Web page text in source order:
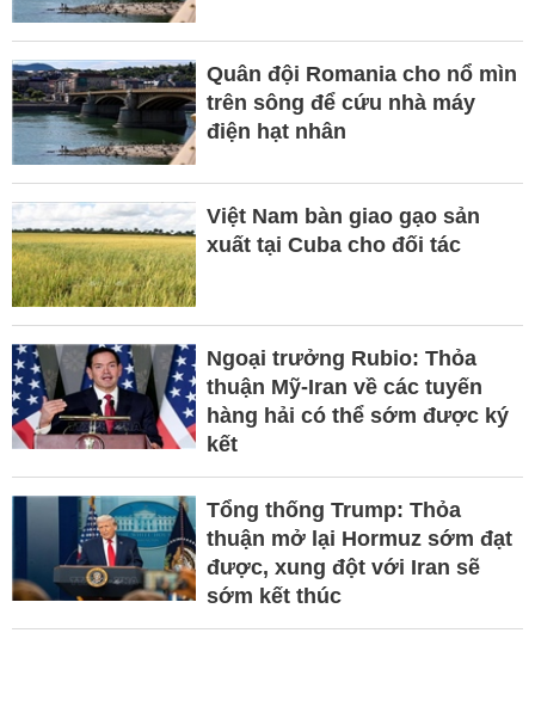
Quân đội Romania cho nổ mìn
trên sông để cứu nhà máy
điện hạt nhân
Việt Nam bàn giao gạo sản
xuất tại Cuba cho đối tác
Ngoại trưởng Rubio: Thỏa
thuận Mỹ-Iran về các tuyến
hàng hải có thể sớm được ký
kết
Tổng thống Trump: Thỏa
thuận mở lại Hormuz sớm đạt
được, xung đột với Iran sẽ
sớm kết thúc